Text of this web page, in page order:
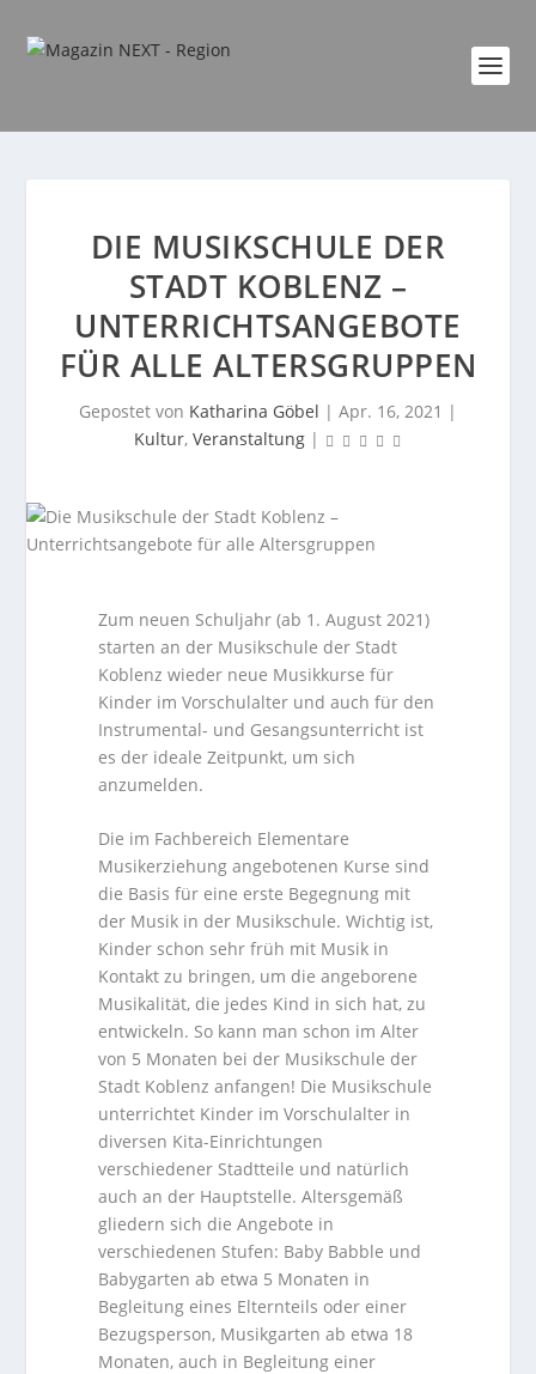
DIE MUSIKSCHULE DER
STADT KOBLENZ –
UNTERRICHTSANGEBOTE
FÜR ALLE ALTERSGRUPPEN
Gepostet von Katharina Göbel | Apr. 16, 2021 |
Kultur, Veranstaltung|
Zum neuen Schuljahr (ab 1. August 2021)
starten an der Musikschule der Stadt
Koblenz wieder neue Musikkurse für
Kinder im Vorschulalter und auch für den
Instrumental- und Gesangsunterricht ist
es der ideale Zeitpunkt, um sich
anzumelden.
Die im Fachbereich Elementare
Musikerziehung angebotenen Kurse sind
die Basis für eine erste Begegnung mit
der Musik in der Musikschule. Wichtig ist,
Kinder schon sehr früh mit Musik in
Kontakt zu bringen, um die angeborene
Musikalität, die jedes Kind in sich hat, zu
entwickeln. So kann man schon im Alter
von 5 Monaten bei der Musikschule der
Stadt Koblenz anfangen! Die Musikschule
unterrichtet Kinder im Vorschulalter in
diversen Kita-Einrichtungen
verschiedener Stadtteile und natürlich
auch an der Hauptstelle. Altersgemäß
gliedern sich die Angebote in
verschiedenen Stufen: Baby Babble und
Babygarten ab etwa 5 Monaten in
Begleitung eines Elternteils oder einer
Bezugsperson, Musikgarten ab etwa 18
Monaten, auch in Begleitung einer